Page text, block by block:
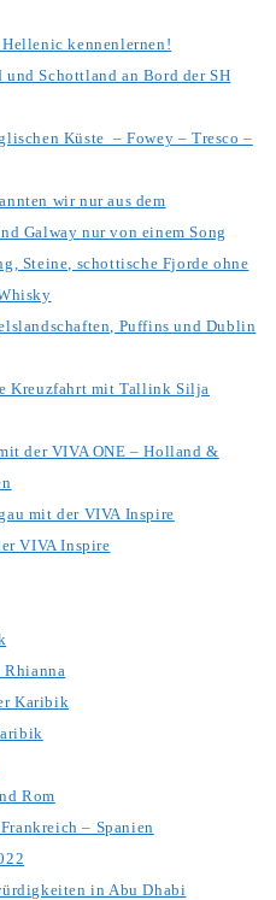
kennenlernen!
und Schottland an Bord der SH
Küste – Fowey – Tresco –
wir nur aus dem
Galway nur von einem Song
Steine, schottische Fjorde ohne
Puffins und Dublin
Kreuzfahrt mit Tallink Silja
der VIVA ONE – Holland &
mit der VIVA Inspire
VIVA Inspire
Karibik
Rom
– Spanien
in Abu Dhabi